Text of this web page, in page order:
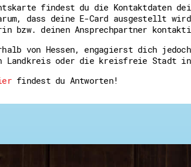
findest du die Kontaktdaten
dass deine E-Card ausgestellt
bzw. deinen Ansprechpartner
von Hessen, engagierst dich
Landkreis oder die kreisfreie Stadt
findest du Antworten!